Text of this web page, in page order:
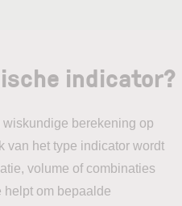
indicator?
berekening op
van het type indicator wordt
volume of combinaties
helpt om bepaalde